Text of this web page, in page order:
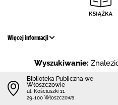
Więcej informacji
Wyszukiwanie:
Biblioteka Publiczna we
Włoszczowie
ul. Kościuszki 11
29-100 Włoszczowa